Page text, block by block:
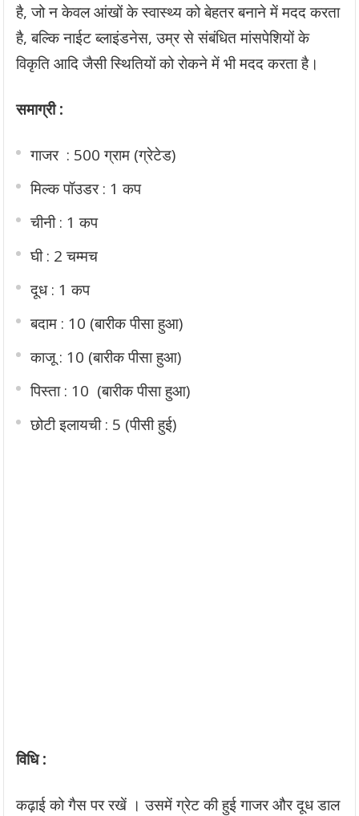
है, जो न केवल आंखों के स्वास्थ्य को बेहतर बनाने में मदद करता
है, बल्कि नाईट ब्लाइंडनेस, उम्र से संबंधित मांसपेशियों के
विकृति आदि जैसी स्थितियों को रोकने में भी मदद करता है।
समाग्री :
गाजर : 500 ग्राम (ग्रेटेड)
मिल्क पॉउडर : 1 कप
चीनी : 1 कप
घी : 2 चम्मच
दूध : 1 कप
बदाम : 10 (बारीक पीसा हुआ)
काजू : 10 (बारीक पीसा हुआ)
पिस्ता : 10 (बारीक पीसा हुआ)
छोटी इलायची : 5 (पीसी हुई)
विधि :
कढ़ाई को गैस पर रखें । उसमें ग्रेट की हुई गाजर और दूध डाल